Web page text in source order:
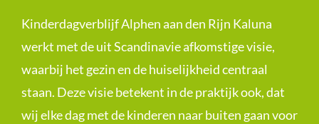
Kinderdagverblijf Alphen aan den Rijn Kaluna
werkt met de uit Scandinavie afkomstige visie,
waarbij het gezin en de huiselijkheid centraal
staan. Deze visie betekent in de praktijk ook, dat
wij elke dag met de kinderen naar buiten gaan voor